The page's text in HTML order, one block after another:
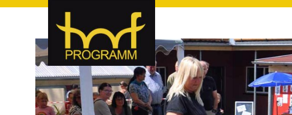
hof-programm – das
hof-programm – das Veranstaltungsportal für Hof und Hochfranken. Täglich